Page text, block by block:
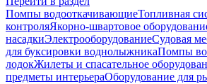
Помпы водооткачивающиеТопливная
контроляЯкорно-швартовое
насадкиЭлектрооборудованиеСудовая
для буксировки воднолыжникаПомпы
лодокЖилеты и спасательное
предметы интерьераОборудование для